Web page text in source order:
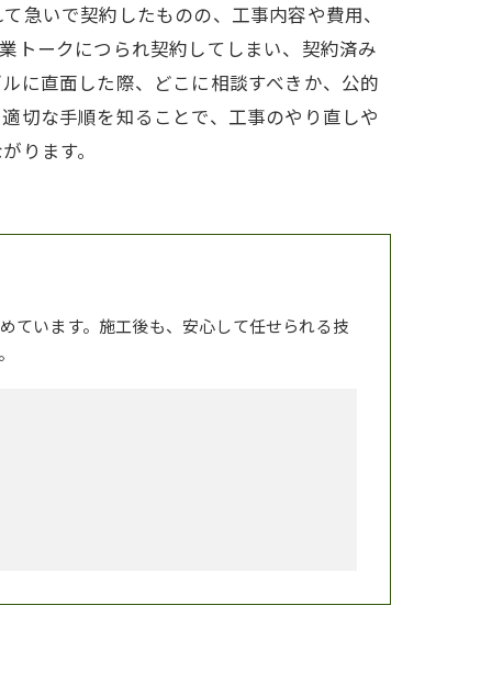
いで契約したものの、工事内容や費用、
トークにつられ契約してしまい、契約済み
に直面した際、どこに相談すべきか、公的
切な手順を知ることで、工事のやり直しや
ります。
ています。施工後も、安心して任せられる技